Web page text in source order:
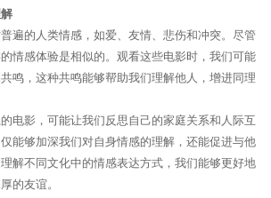
遍的人类情感，如爱、友情、悲伤和冲突。尽管
情感体验是相似的。观看这些电影时，我们可能
鸣，这种共鸣能够帮助我们理解他人，增进同理
电影，可能让我们反思自己的家庭关系和人际互
能够加深我们对自身情感的理解，还能促进与他
解不同文化中的情感表达方式，我们能够更好地
的友谊。